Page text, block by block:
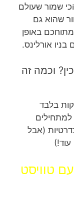
שמור שעולם
שהוא גם
באופן
אורלינס.
וכמה זה
סטנדרטיות (אבל
טוויסט